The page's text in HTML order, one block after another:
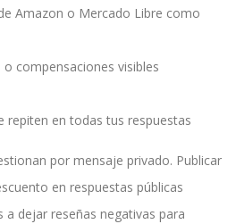
Amazon o Mercado Libre como
compensaciones visibles
repiten en todas tus respuestas
por mensaje privado. Publicar
en respuestas públicas
dejar reseñas negativas para